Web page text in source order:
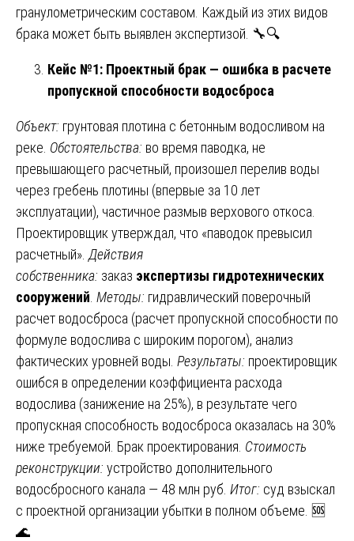
гранулометрическим составом. Каждый из этих видов
брака может быть выявлен экспертизой. 🔧🔍
Кейс №1: Проектный брак — ошибка в расчете
пропускной способности водосброса
Объект: грунтовая плотина с бетонным водосливом на
реке. Обстоятельства: во время паводка, не
превышающего расчетный, произошел перелив воды
через гребень плотины (впервые за 10 лет
эксплуатации), частичное размыв верхового откоса.
Проектировщик утверждал, что «паводок превысил
расчетный». Действия
собственника: заказ экспертизы гидротехнических
сооружений Методы: гидравлический поверочный
расчет водосброса (расчет пропускной способности по
формуле водослива с широким порогом), анализ
фактических уровней воды. Результаты: проектировщик
ошибся в определении коэффициента расхода
водослива (занижение на 25%), в результате чего
пропускная способность водосброса оказалась на 30%
ниже требуемой. Брак проектирования. Стоимость
реконструкции: устройство дополнительного
водосбросного канала — 48 млн руб. Итог: суд взыскал
с проектной организации убытки в полном объеме. 🆘
🌊